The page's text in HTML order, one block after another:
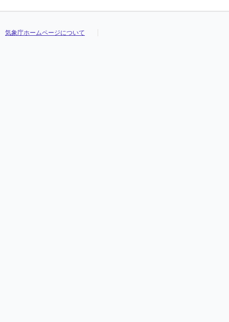
気象庁ホームページについて